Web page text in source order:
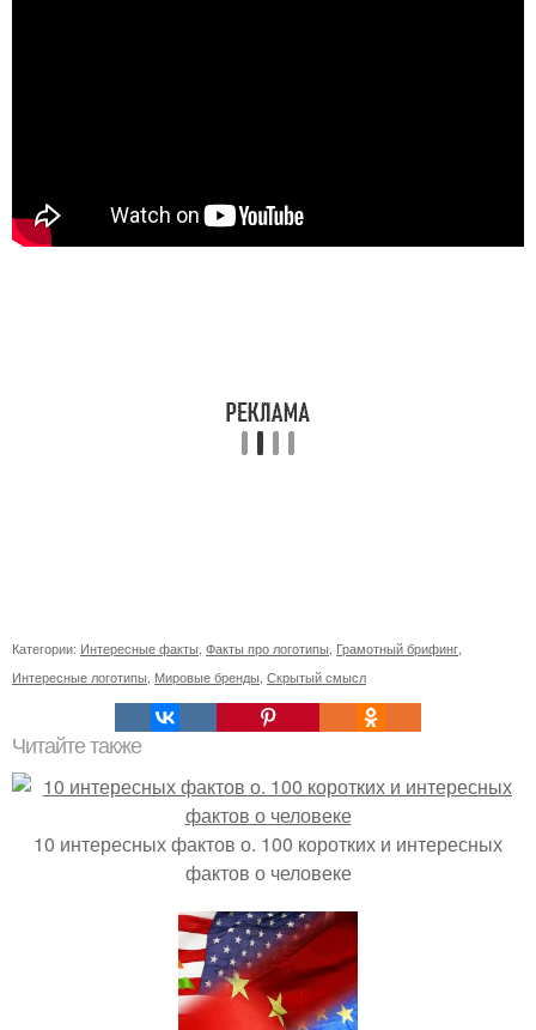
Категории: Интересные факты Факты про логотипы Грамотный брифинг
Интересные логотипы Мировые бренды Скрытый смысл
Читайте также
10 интересных фактов о. 100 коротких и интересных
фактов о человеке